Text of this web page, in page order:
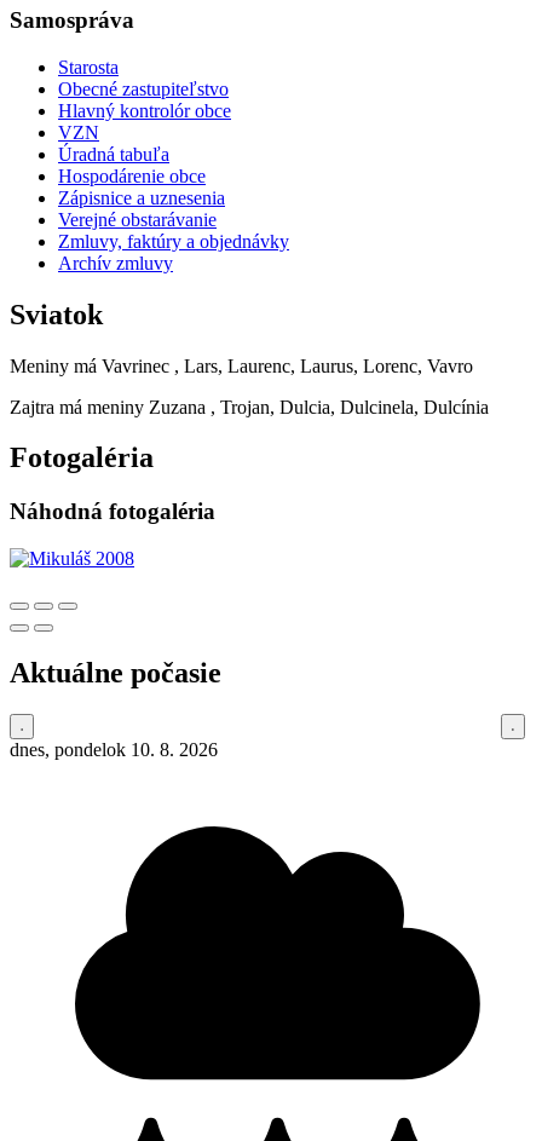
Samospráva
Starosta
Obecné zastupiteľstvo
Hlavný kontrolór obce
VZN
Úradná tabuľa
Hospodárenie obce
Zápisnice a uznesenia
Verejné obstarávanie
Zmluvy, faktúry a objednávky
Archív zmluvy
Sviatok
Meniny má Vavrinec , Lars, Laurenc, Laurus, Lorenc, Vavro
Zajtra má meniny Zuzana , Trojan, Dulcia, Dulcinela, Dulcínia
Fotogaléria
Náhodná fotogaléria
Aktuálne počasie
dnes, pondelok 10. 8. 2026